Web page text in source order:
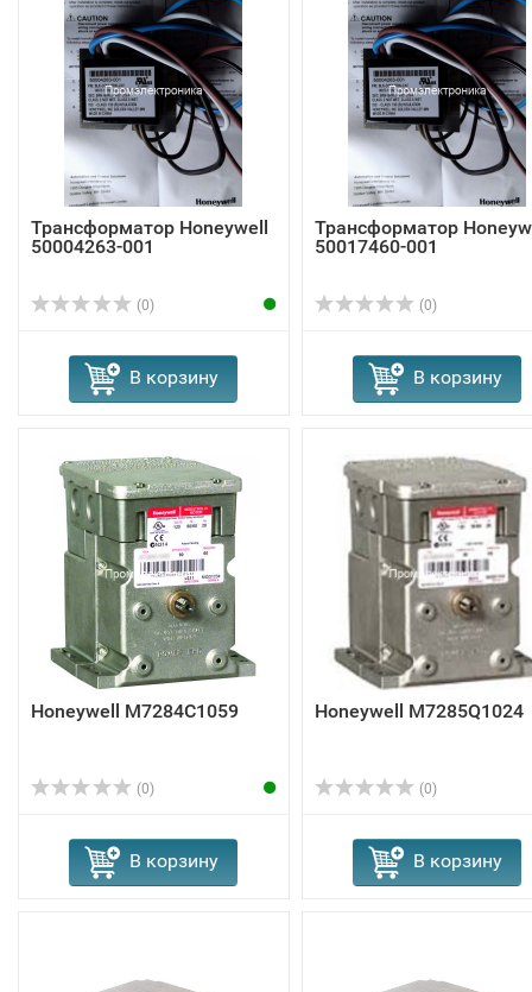
Трансформатор Honeywell
50004263-001
(0)
В корзину
Трансформатор
50017460-001
(0)
В корзину
Honeywell M7284C1059
(0)
В корзину
Honeywell M7285Q1024
(0)
В корзину